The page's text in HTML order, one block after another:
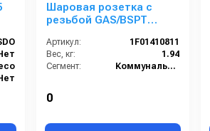
Шаровая розетка с
резьбой GAS/BSPT
кольцо
Артикул:
1F01410811
Вес, кг:
1.94
Сегмент:
Коммунальный сегмент
0